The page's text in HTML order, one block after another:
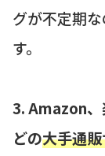
グが不定期
す。
3. Amazon
どの大手通